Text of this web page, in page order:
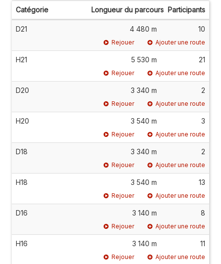
Catégorie Longueur du parcours Participants
D21 4 480 m 10
Rejouer Ajouter une route
H21 5 530 m 21
Rejouer Ajouter une route
D20 3 340 m 2
Rejouer Ajouter une route
H20 3 540 m 3
Rejouer Ajouter une route
D18 3 340 m 2
Rejouer Ajouter une route
H18 3 540 m 13
Rejouer Ajouter une route
D16 3 140 m 8
Rejouer Ajouter une route
H16 3 140 m 11
Rejouer Ajouter une route